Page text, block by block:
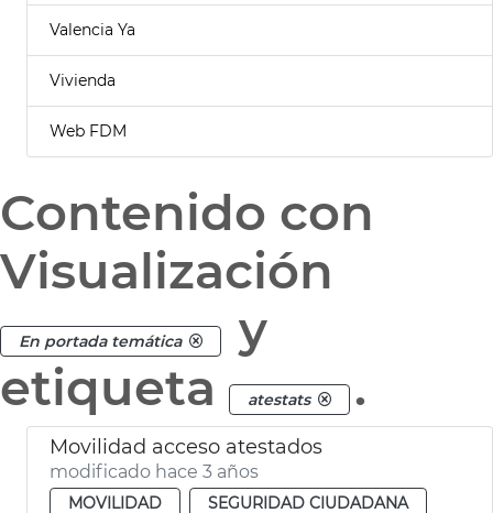
Valencia Ya
Vivienda
Web FDM
Contenido con
Visualización
En portada temática
y
etiqueta
atestats .
Movilidad acceso atestados
modificado hace 3 años
MOVILIDAD
SEGURIDAD CIUDADANA